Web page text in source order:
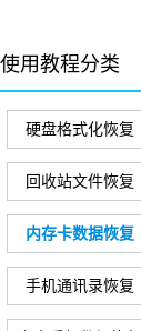
使用教程分类
硬盘格式化恢复
回收站文件恢复
内存卡数据恢复
手机通讯录恢复